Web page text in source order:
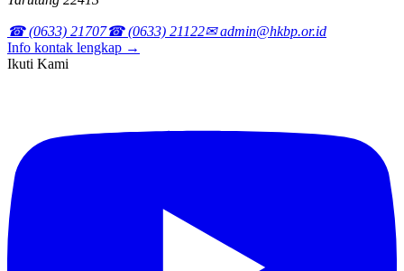
☎ (0633) 21707☎ (0633) 21122✉ admin@hkbp.or.id
Info kontak lengkap →
Ikuti Kami